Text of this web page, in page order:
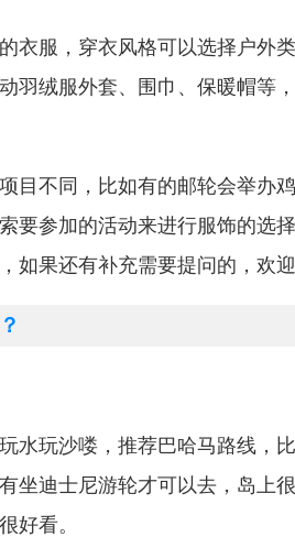
衣服，穿衣风格可以选择户外
羽绒服外套、围巾、保暖帽等
目不同，比如有的邮轮会举办
要参加的活动来进行服饰的选
如果还有补充需要提问的，欢
水玩沙喽，推荐巴哈马路线，
坐迪士尼游轮才可以去，岛上
好看。